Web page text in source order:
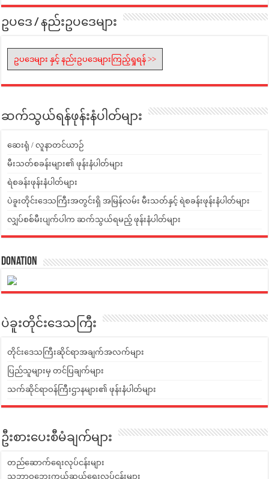
ဥပဒေ / နည်းဥပဒေများ
ဥပဒေများ နှင့် နည်းဥပဒေများကြည့်ရှုရန် >>
ဆက်သွယ်ရန်ဖုန်းနံပါတ်များ
ဆေးရုံ / လူနာတင်ယာဉ်
မီးသတ်စခန်းများ၏ ဖုန်းနံပါတ်များ
ရဲစခန်းဖုန်းနံပါတ်များ
ပဲခူးတိုင်းဒေသကြီးအတွင်းရှိ အမြန်လမ်း မီးသတ်နှင့် ရဲစခန်းဖုန်းနံပါတ်များ
လျှပ်စစ်မီးပျက်ပါက ဆက်သွယ်ရမည့် ဖုန်းနံပါတ်များ
Donation
ပဲခူးတိုင်းဒေသကြီး
တိုင်းဒေသကြီးဆိုင်ရာအချက်အလက်များ
ပြည်သူများမှ တင်ပြချက်များ
သက်ဆိုင်ရာဝန်ကြီးဌာနများ၏ ဖုန်းနံပါတ်များ
ဦးစားပေးစီမံချက်များ
တည်ဆောက်ရေးလုပ်ငန်းများ
သဘာဝဘေးကယ်ဆယ်ရေးလုပ်ငန်းများ